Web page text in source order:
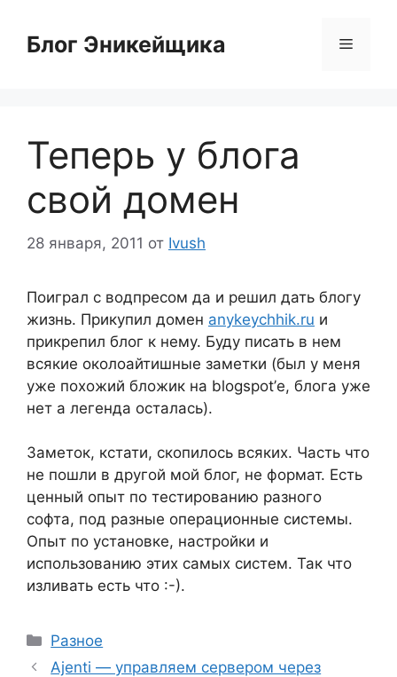
содержимому
Блог Эникейщика Меню
Теперь у блога
свой домен
28 января, 2011 от Ivush
Поиграл с водпресом да и решил дать блогу
жизнь. Прикупил домен anykeychhik.ru и
прикрепил блог к нему. Буду писать в нем
всякие околоайтишные заметки (был у меня
уже похожий бложик на blogspot’е, блога уже
нет а легенда осталась).
Заметок, кстати, скопилось всяких. Часть что
не пошли в другой мой блог, не формат. Есть
ценный опыт по тестированию разного
софта, под разные операционные системы.
Опыт по установке, настройки и
использованию этих самых систем. Так что
изливать есть что :-).
Рубрики
Разное
Ajenti — управляем сервером через